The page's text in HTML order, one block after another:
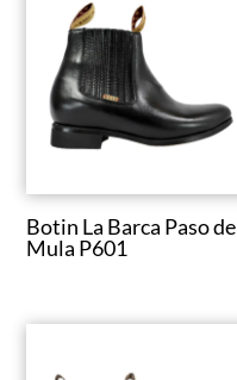
Botin La Barca Paso de
Mula P601